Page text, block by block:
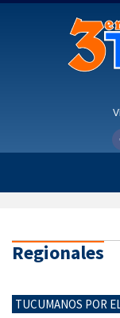
Regionales
TUCUMANOS POR